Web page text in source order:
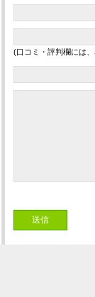
(口コミ・評判欄には